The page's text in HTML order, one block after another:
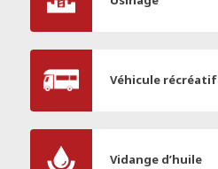
Véhicule récréatif
Vidange d’huile